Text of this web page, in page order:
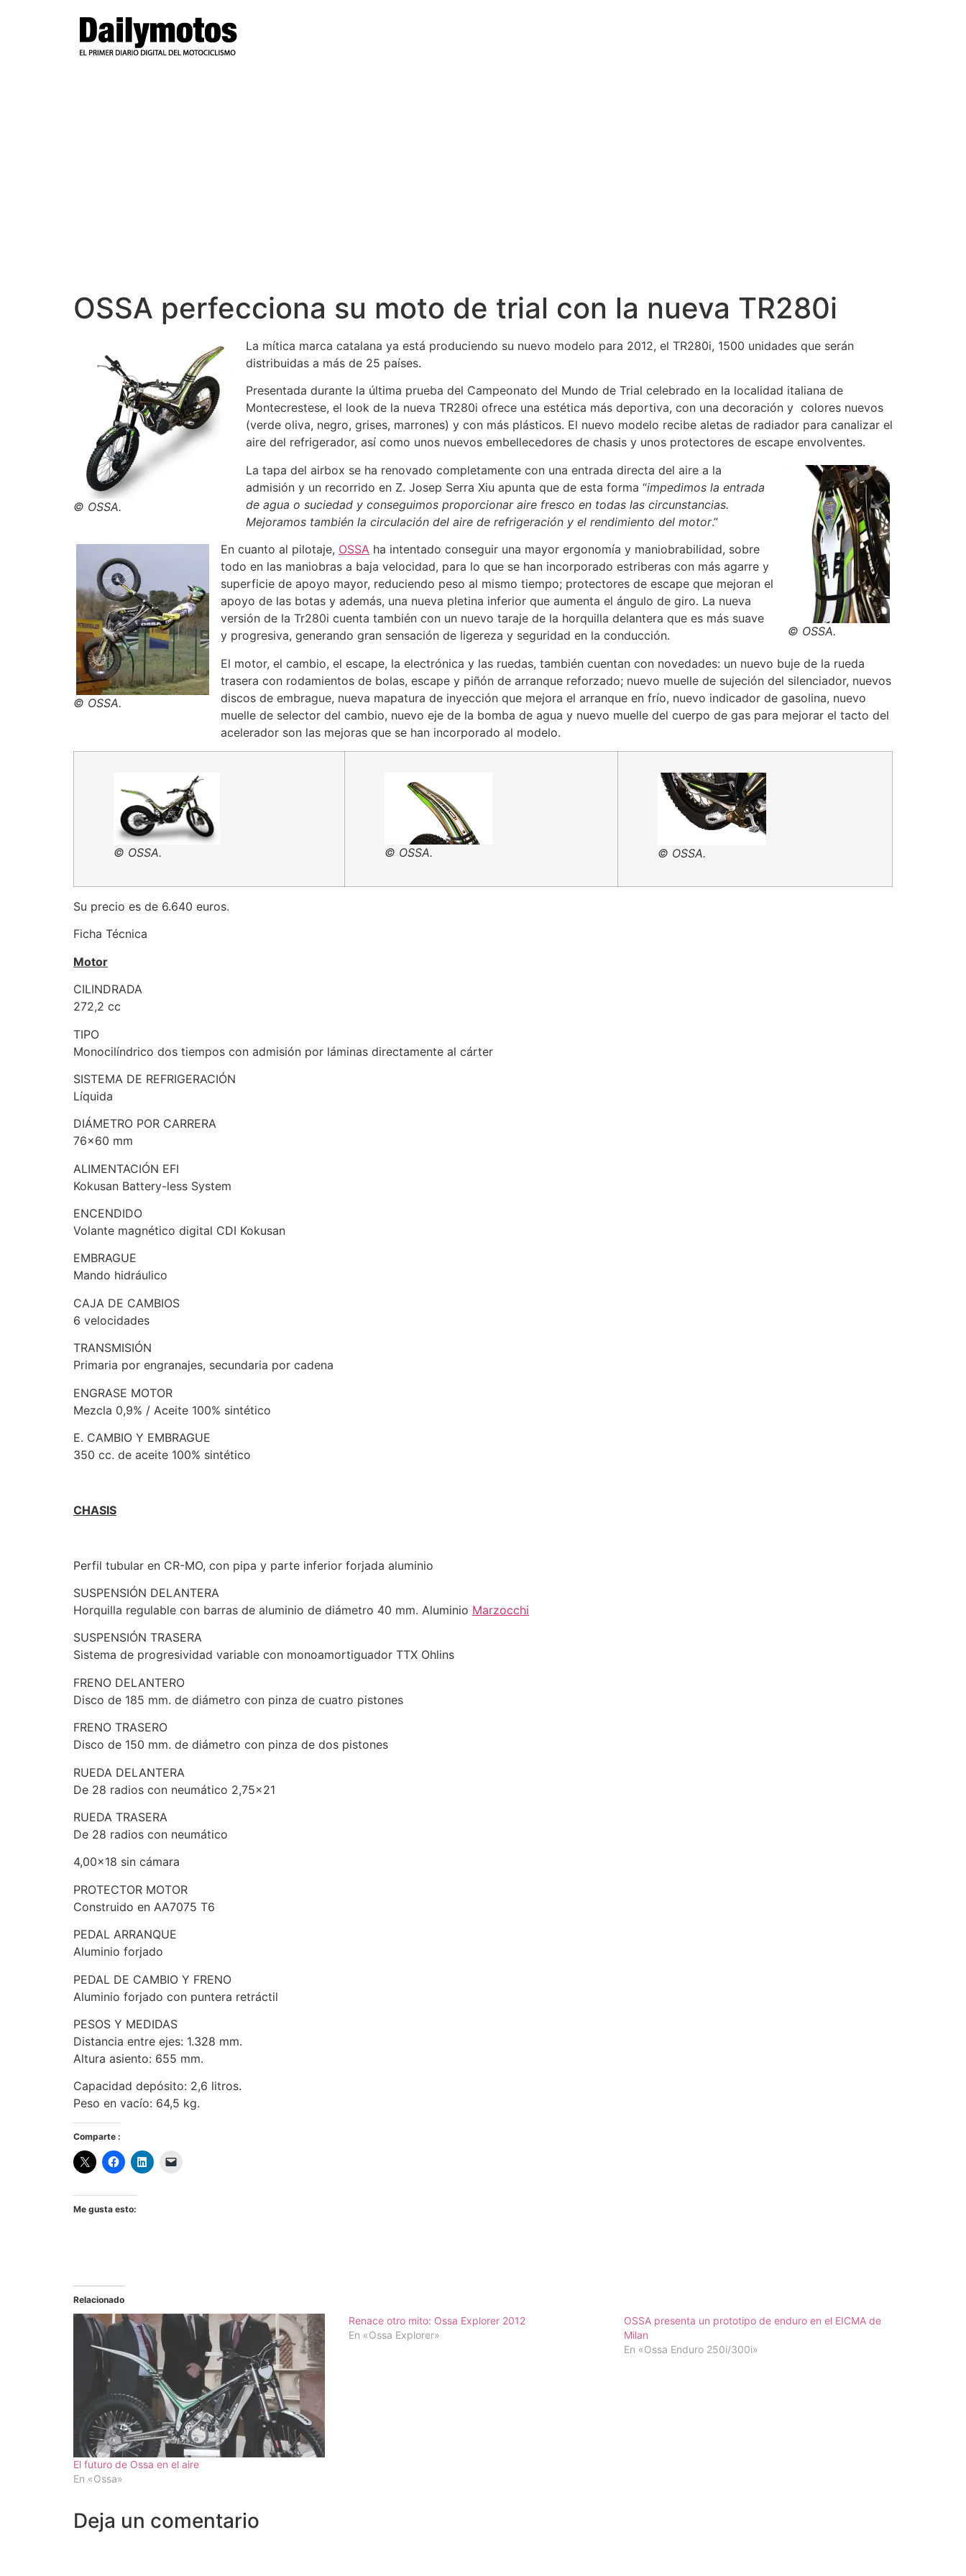
OSSA perfecciona su moto de trial con la nueva TR280i
© OSSA.
La mítica marca catalana ya está produciendo su nuevo modelo para 2012, el TR280i, 1500 unidades que serán
distribuidas a más de 25 países.
Presentada durante la última prueba del Campeonato del Mundo de Trial celebrado en la localidad italiana de
Montecrestese, el look de la nueva TR280i ofrece una estética más deportiva, con una decoración y colores nuevos
(verde oliva, negro, grises, marrones) y con más plásticos. El nuevo modelo recibe aletas de radiador para canalizar el
aire del refrigerador, así como unos nuevos embellecedores de chasis y unos protectores de escape envolventes.
© OSSA.
La tapa del airbox se ha renovado completamente con una entrada directa del aire a la
admisión y un recorrido en Z. Josep Serra Xiu apunta que de esta forma “impedimos la entrada
de agua o suciedad y conseguimos proporcionar aire fresco en todas las circunstancias.
Mejoramos también la circulación del aire de refrigeración y el rendimiento del motor.”
© OSSA.
En cuanto al pilotaje, OSSA ha intentado conseguir una mayor ergonomía y maniobrabilidad, sobre
todo en las maniobras a baja velocidad, para lo que se han incorporado estriberas con más agarre y
superficie de apoyo mayor, reduciendo peso al mismo tiempo; protectores de escape que mejoran el
apoyo de las botas y además, una nueva pletina inferior que aumenta el ángulo de giro. La nueva
versión de la Tr280i cuenta también con un nuevo taraje de la horquilla delantera que es más suave
y progresiva, generando gran sensación de ligereza y seguridad en la conducción.
El motor, el cambio, el escape, la electrónica y las ruedas, también cuentan con novedades: un nuevo buje de la rueda
trasera con rodamientos de bolas, escape y piñón de arranque reforzado; nuevo muelle de sujeción del silenciador, nuevos
discos de embrague, nueva mapatura de inyección que mejora el arranque en frío, nuevo indicador de gasolina, nuevo
muelle de selector del cambio, nuevo eje de la bomba de agua y nuevo muelle del cuerpo de gas para mejorar el tacto del
acelerador son las mejoras que se han incorporado al modelo.
© OSSA. © OSSA. © OSSA.
Su precio es de 6.640 euros.
Ficha Técnica
Motor
CILINDRADA
272,2 cc
TIPO
Monocilíndrico dos tiempos con admisión por láminas directamente al cárter
SISTEMA DE REFRIGERACIÓN
Líquida
DIÁMETRO POR CARRERA
76×60 mm
ALIMENTACIÓN EFI
Kokusan Battery-less System
ENCENDIDO
Volante magnético digital CDI Kokusan
EMBRAGUE
Mando hidráulico
CAJA DE CAMBIOS
6 velocidades
TRANSMISIÓN
Primaria por engranajes, secundaria por cadena
ENGRASE MOTOR
Mezcla 0,9% / Aceite 100% sintético
E. CAMBIO Y EMBRAGUE
350 cc. de aceite 100% sintético
CHASIS
Perfil tubular en CR-MO, con pipa y parte inferior forjada aluminio
SUSPENSIÓN DELANTERA
Horquilla regulable con barras de aluminio de diámetro 40 mm. Aluminio Marzocchi
SUSPENSIÓN TRASERA
Sistema de progresividad variable con monoamortiguador TTX Ohlins
FRENO DELANTERO
Disco de 185 mm. de diámetro con pinza de cuatro pistones
FRENO TRASERO
Disco de 150 mm. de diámetro con pinza de dos pistones
RUEDA DELANTERA
De 28 radios con neumático 2,75×21
RUEDA TRASERA
De 28 radios con neumático
4,00×18 sin cámara
PROTECTOR MOTOR
Construido en AA7075 T6
PEDAL ARRANQUE
Aluminio forjado
PEDAL DE CAMBIO Y FRENO
Aluminio forjado con puntera retráctil
PESOS Y MEDIDAS
Distancia entre ejes: 1.328 mm.
Altura asiento: 655 mm.
Capacidad depósito: 2,6 litros.
Peso en vacío: 64,5 kg.
Comparte :
Me gusta esto:
Relacionado
El futuro de Ossa en el aire
En «Ossa»
Renace otro mito: Ossa Explorer 2012
En «Ossa Explorer»
OSSA presenta un prototipo de enduro en el EICMA de
Milan
En «Ossa Enduro 250i/300i»
Deja un comentario